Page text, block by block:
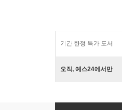
기간 한정 특가 도서
오직, 예스24에서만